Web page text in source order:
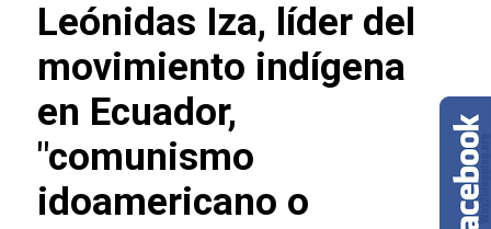
Leónidas Iza, líder del
movimiento indígena
en Ecuador,
"comunismo
idoamericano o